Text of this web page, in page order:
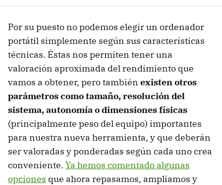
Por su puesto no podemos elegir un ordenador
portátil simplemente según sus características
técnicas. Éstas nos permiten tener una
valoración aproximada del rendimiento que
vamos a obtener, pero también existen otros
parámetros como tamaño, resolución del
sistema, autonomía o dimensiones físicas
(principalmente peso del equipo) importantes
para nuestra nueva herramienta, y que deberán
ser valoradas y ponderadas según cada uno crea
conveniente. Ya hemos comentado algunas
opciones que ahora repasamos, ampliamos y